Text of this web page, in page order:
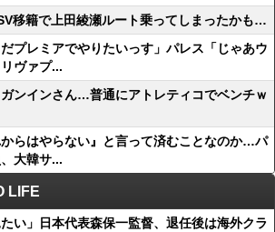
移籍で上田綾瀬ルート乗ってしまったかも…
だプレミアでやりたいっす」パレス「じゃあウ
ヴァプ...
ガンインさん…普通にアトレティコでベンチｗ
からはやらない』と言って済むことなのか…パ
大韓サ...
LIFE
い」日本代表森保一監督、退任後は海外クラ